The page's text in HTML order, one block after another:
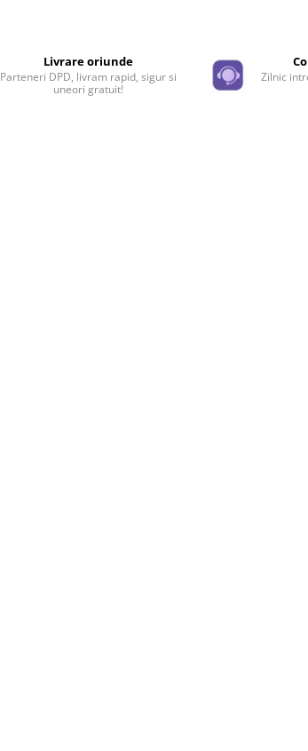
Livrare oriunde
Parteneri DPD, livram rapid, sigur si
uneori gratuit!
Zilnic